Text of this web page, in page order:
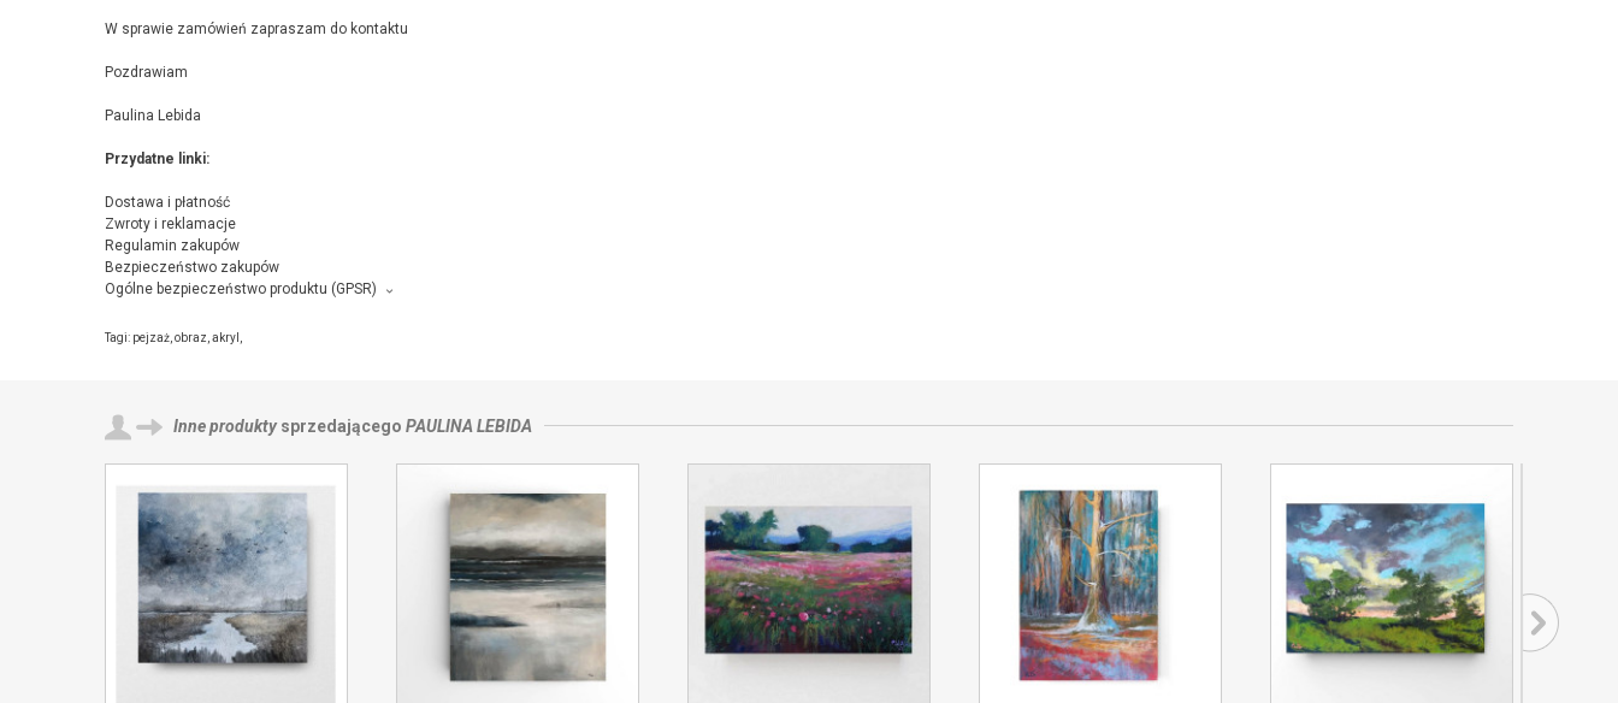
W sprawie zamówień zapraszam do kontaktu
Pozdrawiam
Paulina Lebida
Przydatne linki:
Dostawa i płatność
Zwroty i reklamacje
Regulamin zakupów
Bezpieczeństwo zakupów
Ogólne bezpieczeństwo produktu (GPSR)
Niebieska pracownia, Norwida 4/43, 38-300 Gorlice,
Tagi: pejzaż obraz akryl
Inne produktysprzedającego PAULINA LEBIDA